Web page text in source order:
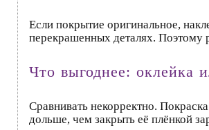
Если покрытие оригинальное,
перекрашенных деталях.
Что выгоднее: оклейка
Сравнивать некорректно.
дольше, чем закрыть её плёнкой